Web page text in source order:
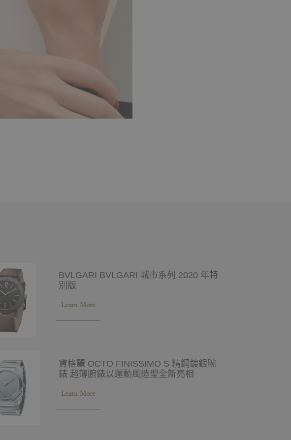
BVLGARI BVLGARI 城市系列 2020 年特
別版
Learn More
寶格麗 OCTO FINISSIMO S 精鋼鍍銀腕
錶 超薄腕錶以運動風造型全新亮相
Learn More